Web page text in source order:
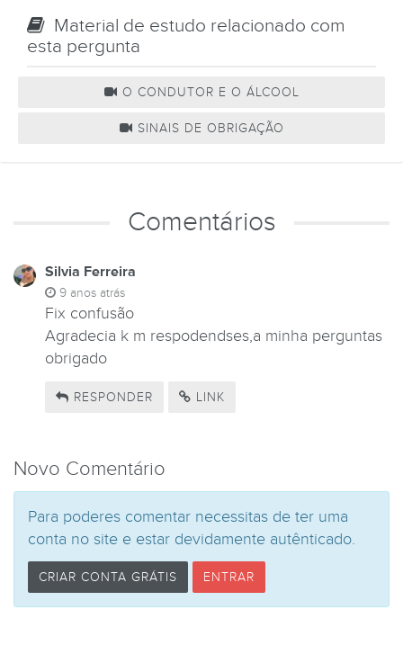
Material de estudo relacionado com
esta pergunta
O CONDUTOR E O ÁLCOOL
SINAIS DE OBRIGAÇÃO
Comentários
Silvia Ferreira
9 anos atrás
Fix confusão
Agradecia k m respodendses,a minha perguntas
obrigado
RESPONDER LINK
Novo Comentário
Para poderes comentar necessitas de ter uma
conta no site e estar devidamente autênticado.
CRIAR CONTA GRÁTIS ENTRAR